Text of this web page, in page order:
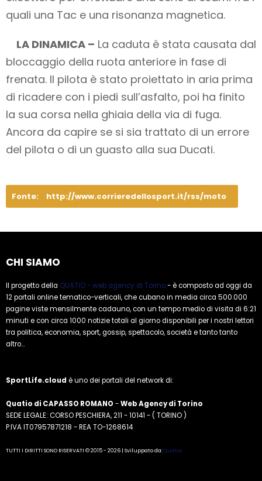
quali una Tac e una risonanza magnetica.
LA DINAMICA – La caduta è stata causata dal
bloccaggio della ruota anteriore in fase di
frenata. Il pilota è stato proiettato in aria prima
di ricadere con i piedi sull’asfalto, poi ha finito
la sua corsa nella ghiaia della via di fuga.
Ancora da capire se si sia trattato di un errore
del pilota o di un guasto alla sua Ducati.
Fonte: http://www.corrieredellosport.it/rss/moto
CHI SIAMO
Il progetto della QUATIO - web agency di Torino- è composto ad oggi da
12 portali online tematico-verticali, che cubano in media circa 500.000
pagine viste mensilmente cadauno, con un tempo medio di visita di 6:21
minuti e con circa 1000 notizie totali al giorno disponibili per i nostri lettori
tra politica, economia, sport, gossip, spettacolo, società e tanto tanto
altro...
SportLife.cloud è uno dei portali del network di:
Quatio di CAPASSO ROMANO -Web Agency di Torino
SEDE LEGALE: CORSO PESCHIERA, 211 - 10141 - ( TORINO )
P.IVA IT07957871218 - REA TO-1268614
TUTTI I DIRITTI SONO RISERVATI © 2015 - 2026 | Sviluppato da:Quatio